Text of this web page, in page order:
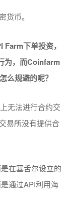
货币。
Farm下单投资，
为，而Coinfarm
怎么规避的呢？
无法进行合约交
易所没有提供合
在塞舌尔设立的
通过API利用海